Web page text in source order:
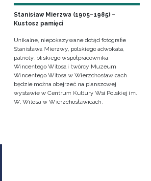
Stanisław Mierzwa (1905–1985) –
Kustosz pamięci
Unikalne, niepokazywane dotąd fotografie
Stanisława Mierzwy, polskiego adwokata,
patrioty, bliskiego współpracownika
Wincentego Witosa i twórcy Muzeum
Wincentego Witosa w Wierzchosławicach
będzie można obejrzeć na planszowej
wystawie w Centrum Kultury Wsi Polskiej im.
W. Witosa w Wierzchosławicach.